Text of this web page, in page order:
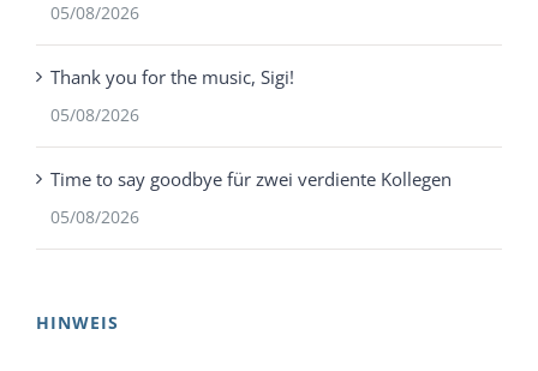
05/08/2026
Thank you for the music, Sigi!
05/08/2026
Time to say goodbye für zwei verdiente Kollegen
05/08/2026
HINWEIS